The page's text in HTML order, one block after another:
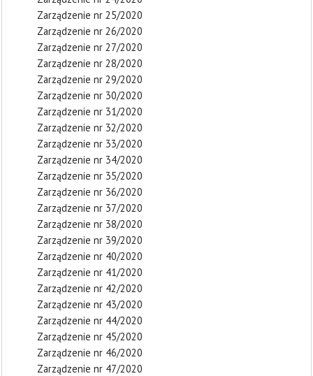
Zarządzenie nr 25/2020
Zarządzenie nr 26/2020
Zarządzenie nr 27/2020
Zarządzenie nr 28/2020
Zarządzenie nr 29/2020
Zarządzenie nr 30/2020
Zarządzenie nr 31/2020
Zarządzenie nr 32/2020
Zarządzenie nr 33/2020
Zarządzenie nr 34/2020
Zarządzenie nr 35/2020
Zarządzenie nr 36/2020
Zarządzenie nr 37/2020
Zarządzenie nr 38/2020
Zarządzenie nr 39/2020
Zarządzenie nr 40/2020
Zarządzenie nr 41/2020
Zarządzenie nr 42/2020
Zarządzenie nr 43/2020
Zarządzenie nr 44/2020
Zarządzenie nr 45/2020
Zarządzenie nr 46/2020
Zarządzenie nr 47/2020